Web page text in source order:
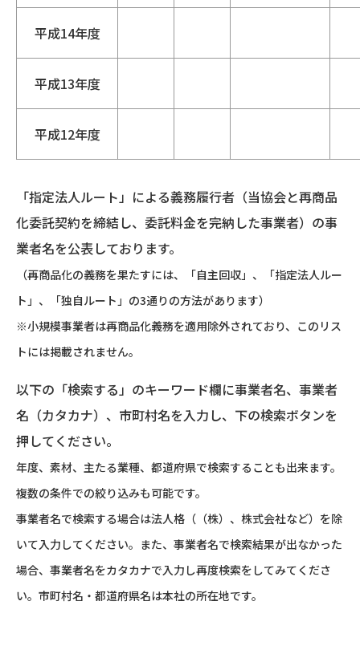
平成14年度
平成13年度
平成12年度
「指定法人ルート」による義務履行者（当協会と再商品
化委託契約を締結し、委託料金を完納した事業者）の事
業者名を公表しております。
（再商品化の義務を果たすには、「自主回収」、「指定法人ルー
ト」、「独自ルート」の3通りの方法があります）
※小規模事業者は再商品化義務を適用除外されており、このリス
トには掲載されません。
以下の「検索する」のキーワード欄に事業者名、事業者
名（カタカナ）、市町村名を入力し、下の検索ボタンを
押してください。
年度、素材、主たる業種、都道府県で検索することも出来ます。
複数の条件での絞り込みも可能です。
事業者名で検索する場合は法人格（（株）、株式会社など）を除
いて入力してください。また、事業者名で検索結果が出なかった
場合、事業者名をカタカナで入力し再度検索をしてみてくださ
い。市町村名・都道府県名は本社の所在地です。